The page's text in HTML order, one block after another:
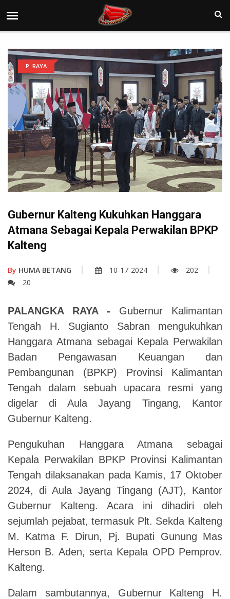
P. RAYA
Gubernur Kalteng Kukuhkan Hanggara
Atmana Sebagai Kepala Perwakilan BPKP
Kalteng
By HUMA BETANG 10-17-2024
202
20
PALANGKA RAYA - Gubernur Kalimantan
Tengah H. Sugianto Sabran mengukuhkan
Hanggara Atmana sebagai Kepala Perwakilan
Badan Pengawasan Keuangan dan
Pembangunan (BPKP) Provinsi Kalimantan
Tengah dalam sebuah upacara resmi yang
digelar di Aula Jayang Tingang, Kantor
Gubernur Kalteng.
Pengukuhan Hanggara Atmana sebagai
Kepala Perwakilan BPKP Provinsi Kalimantan
Tengah dilaksanakan pada Kamis, 17 Oktober
2024, di Aula Jayang Tingang (AJT), Kantor
Gubernur Kalteng. Acara ini dihadiri oleh
sejumlah pejabat, termasuk Plt. Sekda Kalteng
M. Katma F. Dirun, Pj. Bupati Gunung Mas
Herson B. Aden, serta Kepala OPD Pemprov.
Kalteng.
Dalam sambutannya, Gubernur Kalteng H.